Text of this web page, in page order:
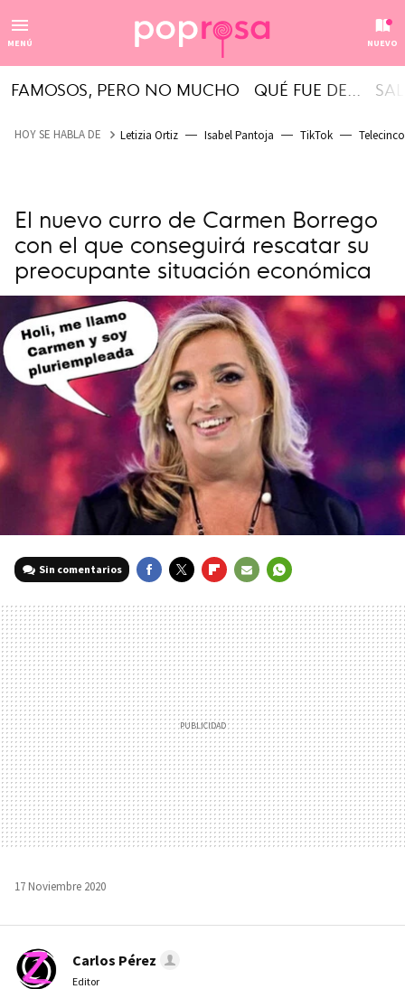
MENÚ NUEVO
FAMOSOS, PERO NO MUCHO QUÉ FUE DE...
HOY SE HABLA DE Letizia Ortiz Isabel Pantoja TikTok Telecinco
El nuevo curro de Carmen Borrego
con el que conseguirá rescatar su
preocupante situación económica
Sin comentarios
MAIL
17 Noviembre 2020
Carlos Pérez
Editor